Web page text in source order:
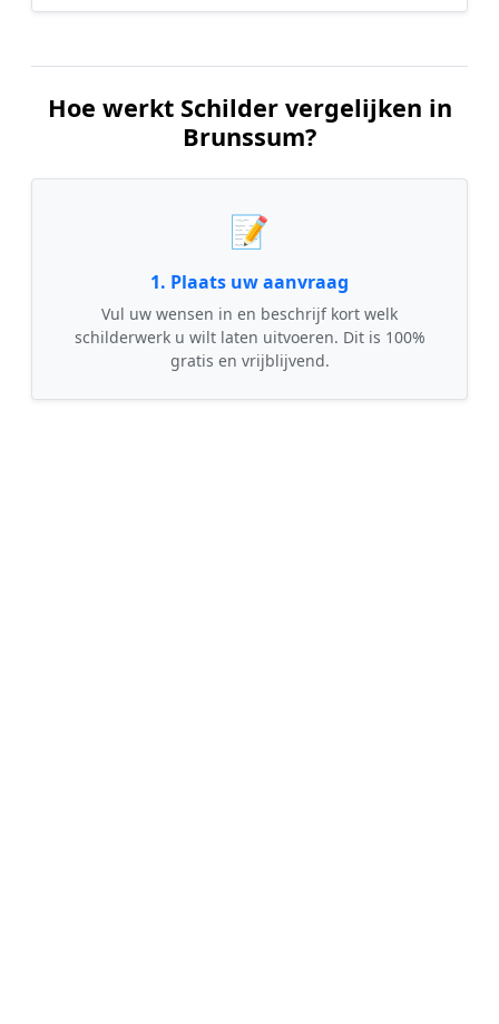
Hoe werkt Schilder vergelijken in
Brunssum?
📝
1. Plaats uw aanvraag
Vul uw wensen in en beschrijf kort welk
schilderwerk u wilt laten uitvoeren. Dit is 100%
gratis en vrijblijvend.